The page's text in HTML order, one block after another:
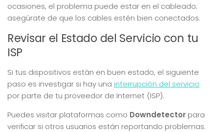
ocasiones, el problema puede estar en el cableado;
asegúrate de que los cables estén bien conectados.
Revisar el Estado del Servicio con tu
ISP
Si tus dispositivos están en buen estado, el siguiente
paso es investigar si hay una interrupción del servicio
por parte de tu proveedor de Internet (ISP).
Puedes visitar plataformas como Downdetector para
verificar si otros usuarios están reportando problemas.